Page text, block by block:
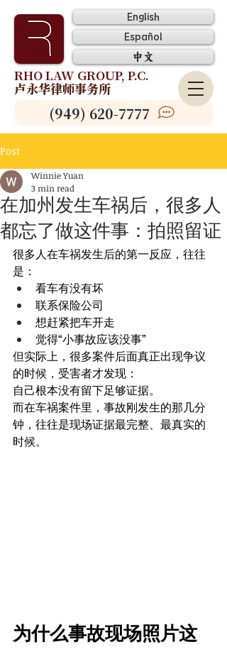
RHO LAW GROUP, P.C.
卢永华律师事务所
(949) 620-7777
English
Español
中文
Post
在加州发生车祸后，很多人
都忘了做这件事：拍照留证
Winnie Yuan
3 min read
很多人在车祸发生后的第一反应，往往
是：
看车有没有坏
联系保险公司
想赶紧把车开走
觉得“小事故应该没事”
但实际上，很多案件后面真正出现争议
的时候，受害者才发现：
自己根本没有留下足够证据。
而在车祸案件里，事故刚发生的那几分
钟，往往是现场证据最完整、最真实的
时候。
为什么事故现场照片这